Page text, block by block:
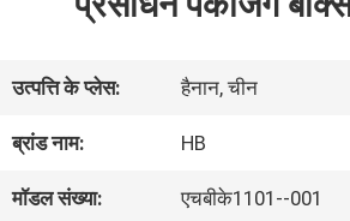
हमारे
बारे
में
उत्पत्ति के प्लेस: हैनान, चीन
ब्रांड नाम: HB
मॉडल संख्या: एचबीके1101--001